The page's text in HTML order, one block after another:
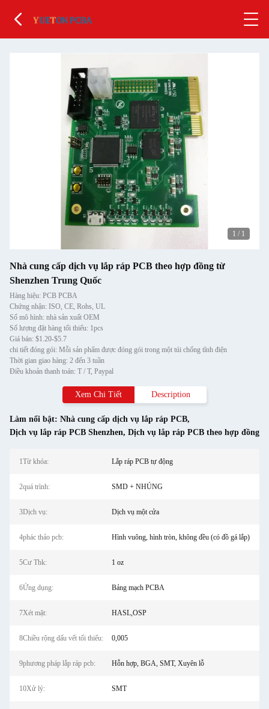
1 / 1
Nhà cung cấp dịch vụ lắp ráp PCB theo hợp đồng từ
Shenzhen Trung Quốc
Hàng hiệu: PCB PCBA
Chứng nhận: ISO, CE, Rohs, UL
Số mô hình: nhà sản xuất OEM
Số lượng đặt hàng tối thiểu: 1pcs
Giá bán: $1.20-$5.7
chi tiết đóng gói: Mỗi sản phẩm được đóng gói trong một túi chống tĩnh điện
Thời gian giao hàng: 2 đến 3 tuần
Điều khoản thanh toán: T / T, Paypal
Xem Chi Tiết Description
Làm nổi bật: Nhà cung cấp dịch vụ lắp ráp PCB,
Dịch vụ lắp ráp PCB Shenzhen, Dịch vụ lắp ráp PCB theo hợp đồng
1Từ khóa: Lắp ráp PCB tự động
2quá trình: SMD + NHÚNG
3Dịch vụ: Dịch vụ một cửa
4phác thảo pcb: Hình vuông, hình tròn, không đều (có đồ gá lắp)
5Cư Thk: 1 oz
6Ứng dụng: Bảng mạch PCBA
7Xét mặt: HASL,OSP
8Chiều rộng dấu vết tối thiểu: 0,005
9phương pháp lắp ráp pcb: Hỗn hợp, BGA, SMT, Xuyên lỗ
10Xử lý: SMT